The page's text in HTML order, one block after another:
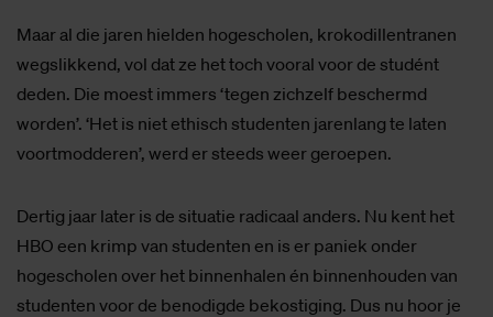
Maar al die jaren hielden hogescholen, krokodillentranen
wegslikkend, vol dat ze het toch vooral voor de studént
deden. Die moest immers ‘tegen zichzelf beschermd
worden’. ‘Het is niet ethisch studenten jarenlang te laten
voortmodderen’, werd er steeds weer geroepen.
Dertig jaar later is de situatie radicaal anders. Nu kent het
HBO een krimp van studenten en is er paniek onder
hogescholen over het binnenhalen én binnenhouden van
studenten voor de benodigde bekostiging. Dus nu hoor je